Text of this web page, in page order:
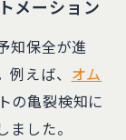
メーション
知保全が進
えば、 オム
の亀裂検知に
した。​